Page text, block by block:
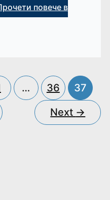
повече в
… 36 37
Next →